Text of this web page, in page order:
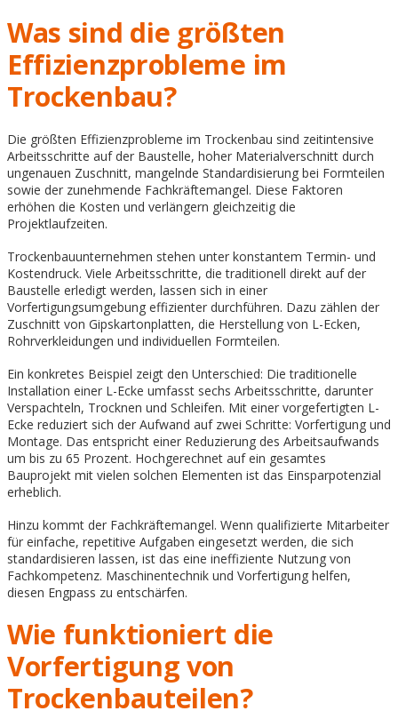
Was sind die größten
Effizienzprobleme im
Trockenbau?
Die größten Effizienzprobleme im Trockenbau sind zeitintensive
Arbeitsschritte auf der Baustelle, hoher Materialverschnitt durch
ungenauen Zuschnitt, mangelnde Standardisierung bei Formteilen
sowie der zunehmende Fachkräftemangel. Diese Faktoren
erhöhen die Kosten und verlängern gleichzeitig die
Projektlaufzeiten.
Trockenbauunternehmen stehen unter konstantem Termin- und
Kostendruck. Viele Arbeitsschritte, die traditionell direkt auf der
Baustelle erledigt werden, lassen sich in einer
Vorfertigungsumgebung effizienter durchführen. Dazu zählen der
Zuschnitt von Gipskartonplatten, die Herstellung von L-Ecken,
Rohrverkleidungen und individuellen Formteilen.
Ein konkretes Beispiel zeigt den Unterschied: Die traditionelle
Installation einer L-Ecke umfasst sechs Arbeitsschritte, darunter
Verspachteln, Trocknen und Schleifen. Mit einer vorgefertigten L-
Ecke reduziert sich der Aufwand auf zwei Schritte: Vorfertigung und
Montage. Das entspricht einer Reduzierung des Arbeitsaufwands
um bis zu 65 Prozent. Hochgerechnet auf ein gesamtes
Bauprojekt mit vielen solchen Elementen ist das Einsparpotenzial
erheblich.
Hinzu kommt der Fachkräftemangel. Wenn qualifizierte Mitarbeiter
für einfache, repetitive Aufgaben eingesetzt werden, die sich
standardisieren lassen, ist das eine ineffiziente Nutzung von
Fachkompetenz. Maschinentechnik und Vorfertigung helfen,
diesen Engpass zu entschärfen.
Wie funktioniert die
Vorfertigung von
Trockenbauteilen?